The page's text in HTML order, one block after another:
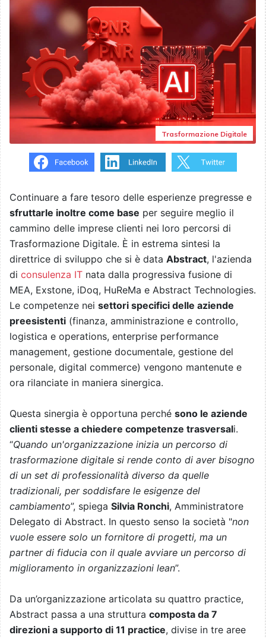
Trasformazione Digitale
Continuare a fare tesoro delle esperienze pregresse e
sfruttarle inoltre come base per seguire meglio il
cammino delle imprese clienti nei loro percorsi di
Trasformazione Digitale. È in estrema sintesi la
direttrice di sviluppo che si è data Abstract, l'azienda
di consulenza IT nata dalla progressiva fusione di
MEA, Exstone, iDoq, HuReMa e Abstract Technologies.
Le competenze nei settori specifici delle aziende
preesistenti (finanza, amministrazione e controllo,
logistica e operations, enterprise performance
management, gestione documentale, gestione del
personale, digital commerce) vengono mantenute e
ora rilanciate in maniera sinergica.
Questa sinergia è opportuna perché sono le aziende
clienti stesse a chiedere competenze trasversali.
“Quando un'organizzazione inizia un percorso di
trasformazione digitale si rende conto di aver bisogno
di un set di professionalità diverso da quelle
tradizionali, per soddisfare le esigenze del
cambiamento”, spiega Silvia Ronchi, Amministratore
Delegato di Abstract. In questo senso la società "non
vuole essere solo un fornitore di progetti, ma un
partner di fiducia con il quale avviare un percorso di
miglioramento in organizzazioni lean”.
Da un’organizzazione articolata su quattro practice,
Abstract passa a una struttura composta da 7
direzioni a supporto di 11 practice, divise in tre aree